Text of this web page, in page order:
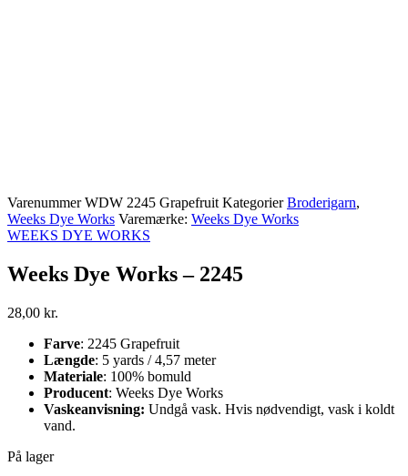
VarenummerWDW 2245 Grapefruit Kategorier Broderigarn,
Weeks Dye Works Varemærke: Weeks Dye Works
WEEKS DYE WORKS
Weeks Dye Works – 2245
28,00 kr.
Farve: 2245 Grapefruit
Længde: 5 yards / 4,57 meter
Materiale: 100% bomuld
Producent: Weeks Dye Works
Vaskeanvisning: Undgå vask. Hvis nødvendigt, vask i koldt
vand.
På lager